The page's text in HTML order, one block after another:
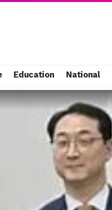
Education National